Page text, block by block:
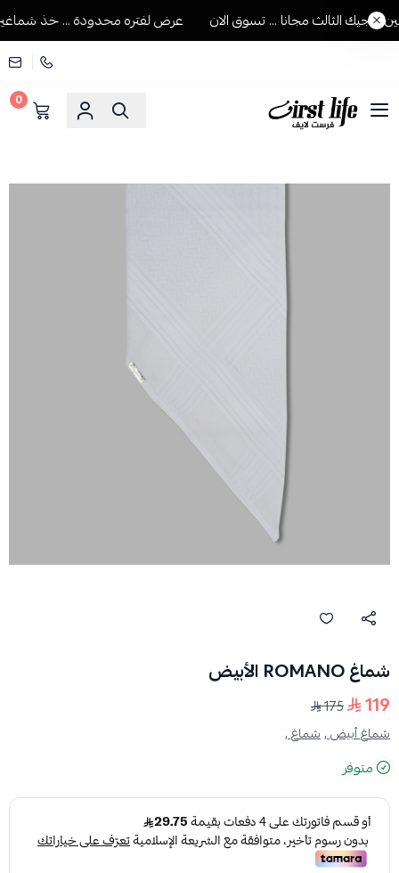
الثالث مجانا ... تسوق الان عرض لفتره محدودة ... خذ شماغين
فرست لايف للمستلزمات الرجالية
0
شماغ ROMANO الأبيض
119
175
شماغ أبيض ,شماغ ,
متوفر